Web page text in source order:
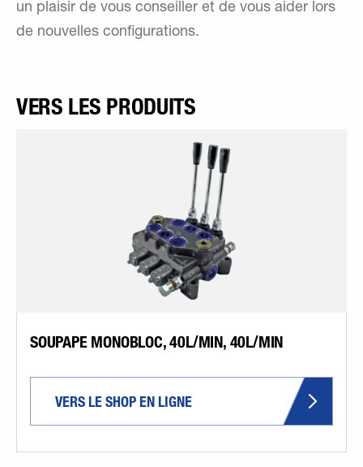
un plaisir de vous conseiller et de vous aider lors
de nouvelles configurations.
VERS LES PRODUITS
SOUPAPE MONOBLOC, 40L/MIN, 40L/MIN
VERS LE SHOP EN LIGNE